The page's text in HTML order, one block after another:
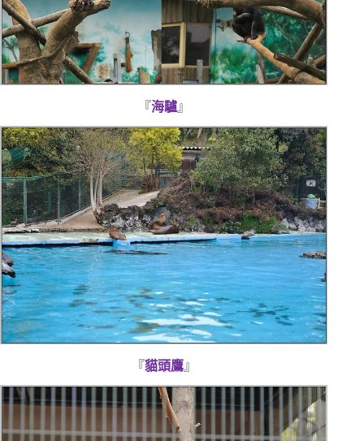
『海驢』
『貓頭鷹』